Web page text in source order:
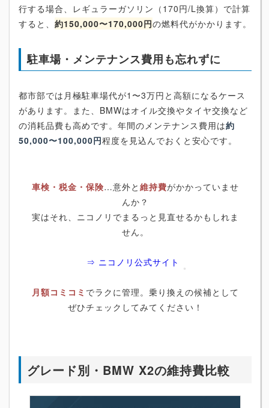
行する場合、レギュラーガソリン（170円/L換算）で計算
すると、 約150,000〜170,000円の燃料代がかかります。
駐車場・メンテナンス費用も忘れずに
都市部では月極駐車場代が1〜3万円と高額になるケース
があります。また、BMWはオイル交換やタイヤ交換など
の消耗品費も高めです。年間のメンテナンス費用は約
50,000〜100,000円程度を見込んでおくと安心です。
車検・税金・保険…意外と 維持費がかかっていませ
んか？
実はそれ、ニコノリでまるっと見直せるかもしれま
せん。
⇒ ニコノリ公式サイト
月額コミコミ でラクに管理。乗り換えの候補として
ぜひチェックしてみてください！
グレード別・BMW X2の維持費比較